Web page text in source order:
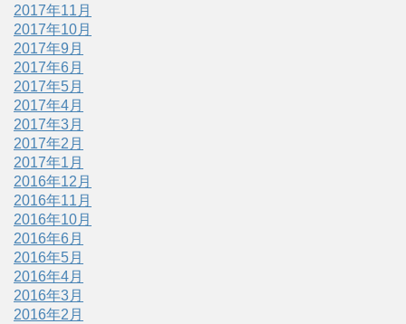
2017年11月
2017年10月
2017年9月
2017年6月
2017年5月
2017年4月
2017年3月
2017年2月
2017年1月
2016年12月
2016年11月
2016年10月
2016年6月
2016年5月
2016年4月
2016年3月
2016年2月